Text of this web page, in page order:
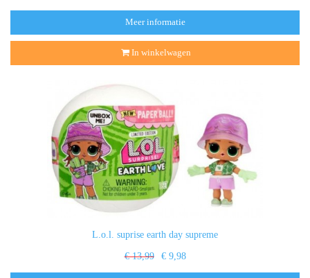
Meer informatie
In winkelwagen
L.o.l. suprise earth day supreme
€ 13,99 € 9,98